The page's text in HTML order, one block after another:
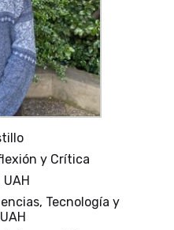
y Crítica
Tecnología y